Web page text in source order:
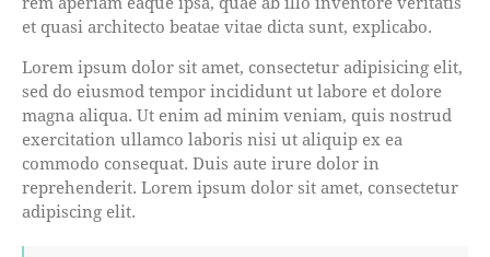
et quasi architecto beatae vitae dicta sunt, explicabo.
Lorem ipsum dolor sit amet, consectetur adipisicing elit,
sed do eiusmod tempor incididunt ut labore et dolore
magna aliqua. Ut enim ad minim veniam, quis nostrud
exercitation ullamco laboris nisi ut aliquip ex ea
commodo consequat. Duis aute irure dolor in
reprehenderit. Lorem ipsum dolor sit amet, consectetur
adipiscing elit.